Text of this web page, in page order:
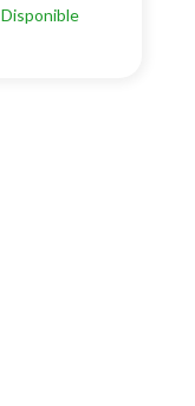
Disponible